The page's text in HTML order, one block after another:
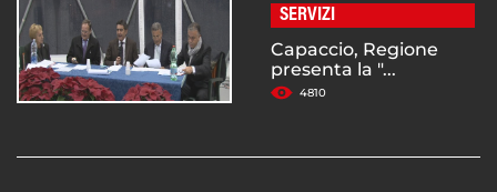
SERVIZI
Capaccio, Regione
presenta la "...
4810